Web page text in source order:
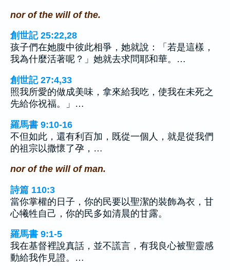
nor of the will of the.
創世記 25:22,28
孩子們在她腹中彼此相爭，她就說：「若是這樣，
我為什麼活著呢？」她就去求問耶和華。…
創世記 27:4,33
照我所愛的做成美味，拿來給我吃，使我在未死之
先給你祝福。」…
羅馬書 9:10-16
不但如此，還有利百加，既從一個人，就是從我們
的祖宗以撒懷了孕，…
nor of the will of man.
詩篇 110:3
當你掌權的日子，你的民要以聖潔的裝飾為衣，甘
心犧牲自己，你的民多如清晨的甘露。
羅馬書 9:1-5
我在基督裡說真話，並不謊言，有我良心被聖靈感
動給我作見證。…